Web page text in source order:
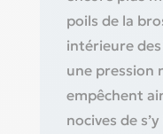
poils de la
intérieure
une pression
empêchent
nocives de